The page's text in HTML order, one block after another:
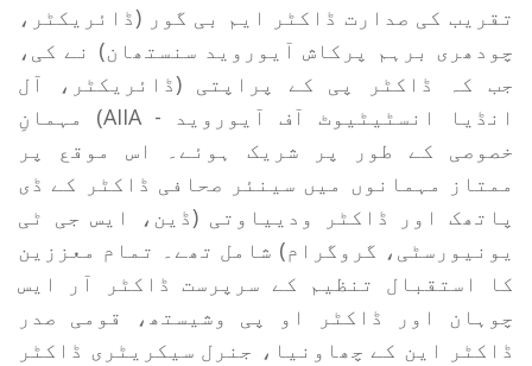
تقریب کی صدارت ڈاکٹر ایم بی گور (ڈائریکٹر،
چودھری برہم پرکاش آیوروید سنستھان) نے کی،
جب کہ ڈاکٹر پی کے پراپتی (ڈائریکٹر، آل
انڈیا انسٹیٹیوٹ آف آیوروید - AIIA) مہمانِ
خصوصی کے طور پر شریک ہوئے۔ اس موقع پر
ممتاز مہمانوں میں سینئر صحافی ڈاکٹر کے ڈی
پاتھک اور ڈاکٹر ودییاوتی (ڈین، ایس جی ٹی
یونیورسٹی، گروگرام) شامل تھے۔ تمام معززین
کا استقبال تنظیم کے سرپرست ڈاکٹر آر ایس
چوہان اور ڈاکٹر او پی وشیستھ، قومی صدر
ڈاکٹر این کے چھاونیا، جنرل سیکریٹری ڈاکٹر